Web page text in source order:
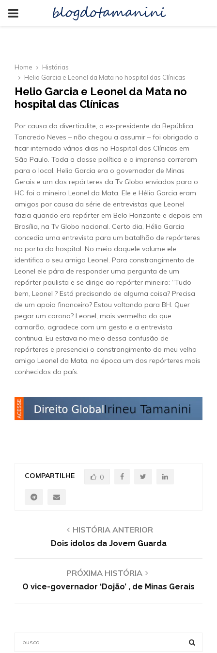
PRIMARYblogdotamanini
Home
Histórias
Helio Garcia e Leonel da Mata no hospital das Clínicas
Helio Garcia e Leonel da Mata no
hospital das Clínicas
Por causa da diverticulite, o ex-presidente da República
Tancredo Neves – não chegou a assumir – foi obrigado a
ficar internado vários dias no Hospital das Clínicas em
São Paulo. Toda a classe política e a imprensa correram
para o local. Helio Garcia era o governador de Minas
Gerais e um dos repórteres da Tv Globo enviados para o
HC foi o mineiro Leonel da Mata. Ele e Hélio Garcia eram
amigos por causa da série de entrevistas que Leonel
fazia quando era repórter em Belo Horizonte e depois em
Brasília, na Tv Globo nacional. Certo dia, Hélio Garcia
concedia uma entrevista para um batalhão de repórteres
na porta do hospital. No meio daquele volume ele
identifica o seu amigo Leonel. Para constrangimento de
Leonel ele pára de responder uma pergunta de um
repórter paulista e se dirige ao repórter mineiro: “Tudo
bem, Leonel ? Está precisando de alguma coisa? Precisa
de um apoio financeiro? Estou voltando para BH. Quer
pegar um carona? Leonel, mais vermelho do que
camarão, agradece com um gesto e a entrevista
continua. Eu estava no meio dessa confusão de
repórteres e presenciei o constrangimento do meu velho
amigo Leonel da Mata, na época um dos repórteres mais
conhecidos do país.
COMPARTILHE 0
HISTÓRIA ANTERIOR
Dois ídolos da Jovem Guarda
PRÓXIMA HISTÓRIA
O vice-governador ‘Dojão’ , de Minas Gerais